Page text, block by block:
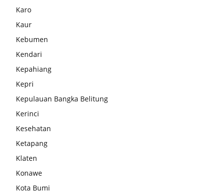
Karo
Kaur
Kebumen
Kendari
Kepahiang
Kepri
Kepulauan Bangka Belitung
Kerinci
Kesehatan
Ketapang
Klaten
Konawe
Kota Bumi